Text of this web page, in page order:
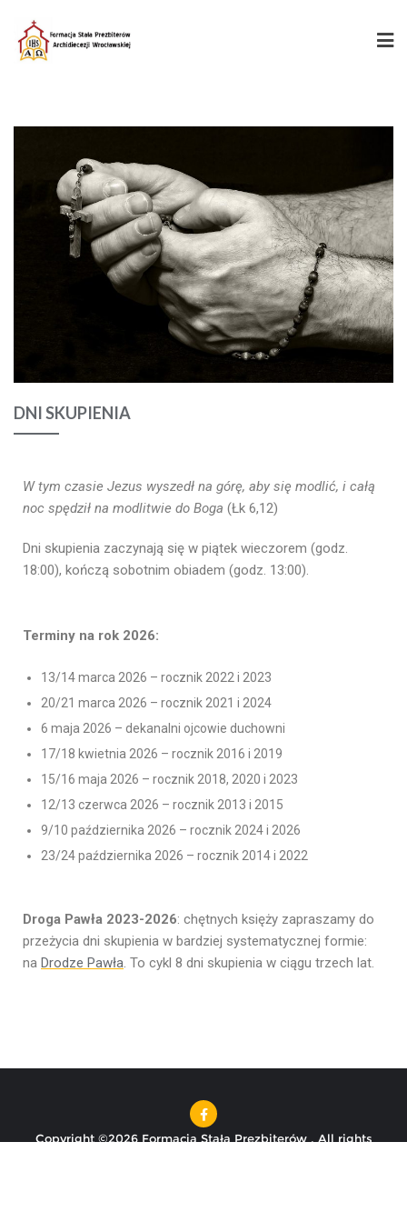
DNI SKUPIENIA
W tym czasie Jezus wyszedł na górę, aby się modlić, i całą
noc spędził na modlitwie do Boga (Łk 6,12)
Dni skupienia zaczynają się w piątek wieczorem (godz.
18:00), kończą sobotnim obiadem (godz. 13:00).
Terminy na rok 2026:
13/14 marca 2026 – rocznik 2022 i 2023
20/21 marca 2026 – rocznik 2021 i 2024
6 maja 2026 – dekanalni ojcowie duchowni
17/18 kwietnia 2026 – rocznik 2016 i 2019
15/16 maja 2026 – rocznik 2018, 2020 i 2023
12/13 czerwca 2026 – rocznik 2013 i 2015
9/10 października 2026 – rocznik 2024 i 2026
23/24 października 2026 – rocznik 2014 i 2022
Droga Pawła 2023-2026: chętnych księży zapraszamy do
przeżycia dni skupienia w bardziej systematycznej formie:
na Drodze Pawła. To cykl 8 dni skupienia w ciągu trzech lat.
Copyright ©2026 Formacja Stała Prezbiterów . All rights